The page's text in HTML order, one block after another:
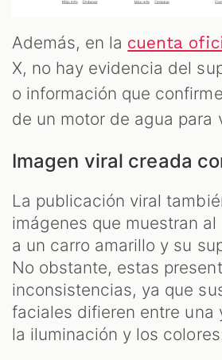
Además, en la cuenta
X, no hay evidencia del
o información que
de un motor de agua para
Imagen viral creada
La publicación viral
imágenes que muestran
a un carro amarillo y su
No obstante, estas
inconsistencias, ya que
faciales difieren entre una
la iluminación y los